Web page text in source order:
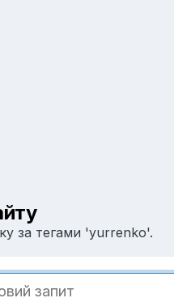
за тегами 'yurrenko'.